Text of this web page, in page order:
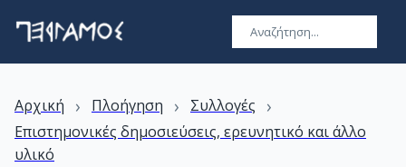
Αρχική › Πλοήγηση › Συλλογές ›
Επιστημονικές δημοσιεύσεις, ερευνητικό και άλλο
υλικό